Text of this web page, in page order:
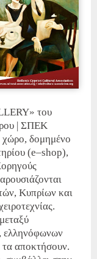
του
| ΣΠΕΚ
χώρο, δομημένο
(e–shop),
Κυπρίων και
ελληνόφωνων
τα αποκτήσουν.